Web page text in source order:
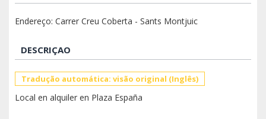
Endereço: Carrer Creu Coberta - Sants Montjuic
DESCRIÇAO
Tradução automática: visão original (Inglês)
Local en alquiler en Plaza España